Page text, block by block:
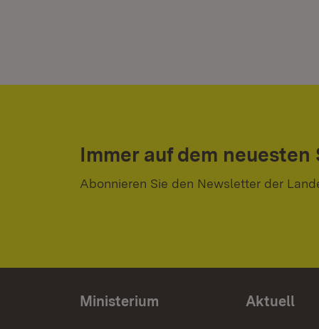
Immer auf dem neuesten
Abonnieren Sie den Newsletter der
Ministerium Aktuell